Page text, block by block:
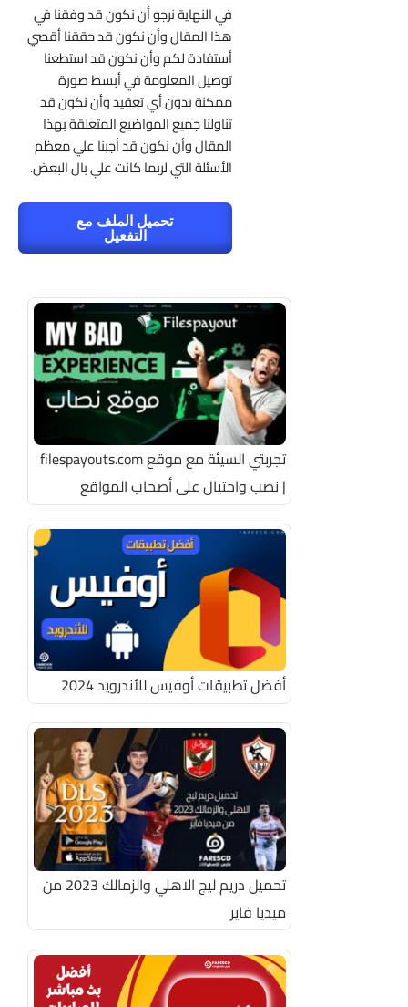
في النهاية نرجو أن نكون قد وفقنا في
هذا المقال وأن نكون قد حققنا أقصي
أستفادة لكم وأن نكون قد استطعنا
توصيل المعلومة في أبسط صورة
ممكنة بدون أي تعقيد وأن نكون قد
تناولنا جميع المواضيع المتعلقة بهذا
المقال وأن نكون قد أجبنا علي معظم
الأسئلة التي لربما كانت علي بال البعض.
تحميل الملف مع
التفعيل
تجربتي السيئة مع موقع filespayouts.com
| نصب واحتيال على أصحاب المواقع
أفضل تطبيقات أوفيس للأندرويد 2024
تحميل دريم ليج الاهلي والزمالك 2023 من
ميديا فاير